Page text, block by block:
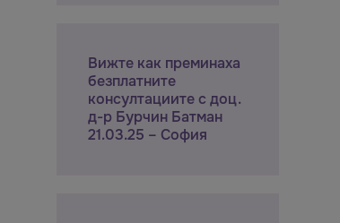
Вижте как преминаха
безплатните
консултациите с доц.
д-р Бурчин Батман
21.03.25 – София